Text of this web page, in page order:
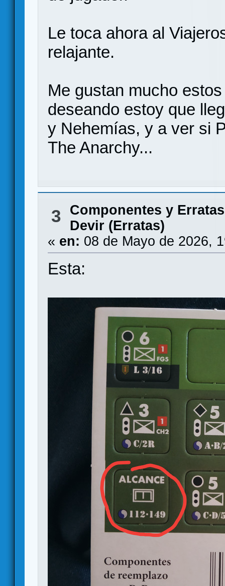
Le toca ahora al
relajante.
Me gustan mucho
deseando estoy que
y Nehemías, y a ver si
The Anarchy...
3 Componentes y Erratas
Devir (Erratas)
« en: 08 de Mayo de 2026,
Esta: